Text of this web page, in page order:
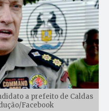
a prefeito de Caldas
Facebook